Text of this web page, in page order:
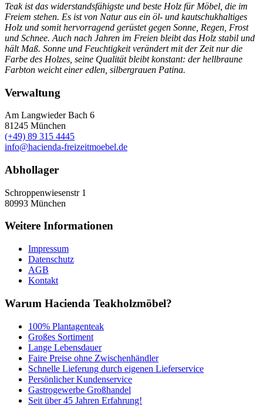
Teak ist das widerstandsfähigste und beste Holz für Möbel, die im
Freiem stehen. Es ist von Natur aus ein öl- und kautschukhaltiges
Holz und somit hervorragend gerüstet gegen Sonne, Regen, Frost
und Schnee. Auch nach Jahren im Freien bleibt das Holz stabil und
hält Maß. Sonne und Feuchtigkeit verändert mit der Zeit nur die
Farbe des Holzes, seine Qualität bleibt konstant: der hellbraune
Farbton weicht einer edlen, silbergrauen Patina.
Verwaltung
Am Langwieder Bach 6
81245 München
(+49) 89 315 4445
info@hacienda-freizeitmoebel.de
Abhollager
Schroppenwiesenstr 1
80993 München
Weitere Informationen
Impressum
Datenschutz
AGB
Kontakt
Warum Hacienda Teakholzmöbel?
100% Plantagenteak
Großes Sortiment
Lange Lebensdauer
Faire Preise ohne Zwischenhändler
Schnelle Lieferung durch eigenen Lieferservice
Persönlicher Kundenservice
Gastrogewerbe Großhandel
Seit über 45 Jahren Erfahrung!